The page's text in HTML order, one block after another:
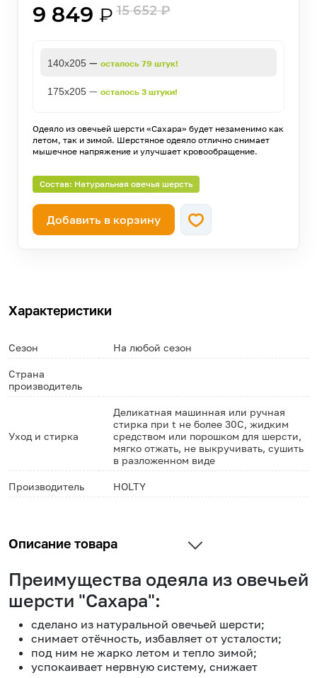
9 849 ₽ 15 652₽
140х205 — осталось 79 штук!
175х205— осталось 3 штуки!
Одеяло из овечьей шерсти «Сахара» будет незаменимо как
летом, так и зимой. Шерстяное одеяло отлично снимает
мышечное напряжение и улучшает кровообращение.
Состав: Натуральная овечья шерсть
Добавить в корзину
Характеристики
Сезон На любой сезон
Страна
производитель
Уход и стирка
Деликатная машинная или ручная
стирка при t не более 30С, жидким
средством или порошком для шерсти,
мягко отжать, не выкручивать, сушить
в разложенном виде
Производитель HOLTY
Описание товара
Преимущества одеяла из овечьей
шерсти "Сахара":
сделано из натуральной овечьей шерсти;
снимает отёчность, избавляет от усталости;
под ним не жарко летом и тепло зимой;
успокаивает нервную систему, снижает